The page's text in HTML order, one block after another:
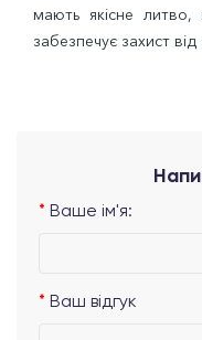
мають якісне
забезпечує захист
Ваше ім'я:
Ваш відгук